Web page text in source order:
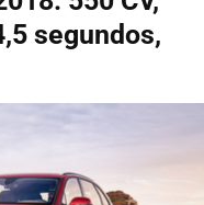
segundos,